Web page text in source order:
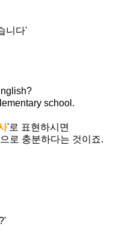
니다'
school.
'로 표현하시면
로 충분하다는 것이죠.